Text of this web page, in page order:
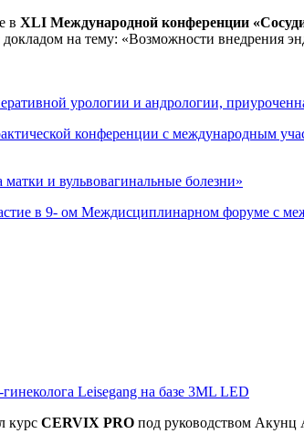
в XLI Международной конференции
на тему: «Возможности внедрения
урологии и андрологии,
конференции с международным
и вульвовагинальные болезни»
в 9- ом Междисциплинарном форуме с
Leisegang на базе 3ML LED
курс CERVIX PRO под руководством